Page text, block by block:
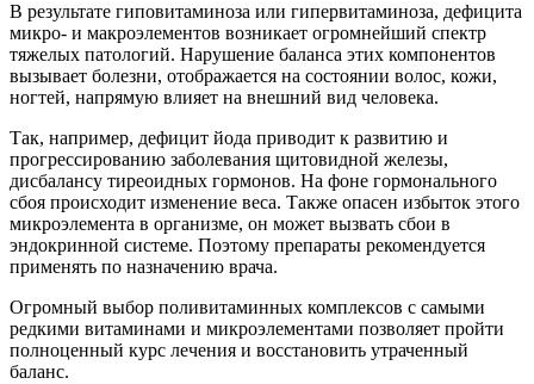
В результате гиповитаминоза или гипервитаминоза, дефицита
микро- и макроэлементов возникает огромнейший спектр
тяжелых патологий. Нарушение баланса этих компонентов
вызывает болезни, отображается на состоянии волос, кожи,
ногтей, напрямую влияет на внешний вид человека.
Так, например, дефицит йода приводит к развитию и
прогрессированию заболевания щитовидной железы,
дисбалансу тиреоидных гормонов. На фоне гормонального
сбоя происходит изменение веса. Также опасен избыток этого
микроэлемента в организме, он может вызвать сбои в
эндокринной системе. Поэтому препараты рекомендуется
применять по назначению врача.
Огромный выбор поливитаминных комплексов с самыми
редкими витаминами и микроэлементами позволяет пройти
полноценный курс лечения и восстановить утраченный
баланс.